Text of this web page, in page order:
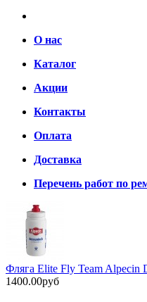
О нас
Каталог
Акции
Контакты
Оплата
Доставка
Перечень работ по
Фляга Elite Fly Team Alpecin
1400.00руб